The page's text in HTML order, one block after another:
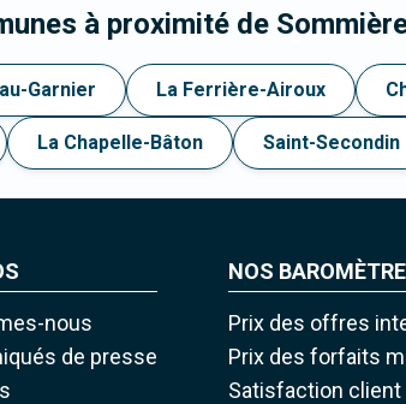
à proximité de
Garnier La Ferrière-Airoux
La Chapelle-Bâton Saint-Secondin
nous
de presse
NOS
Prix des offres
Prix des forfaits
Satisfaction client